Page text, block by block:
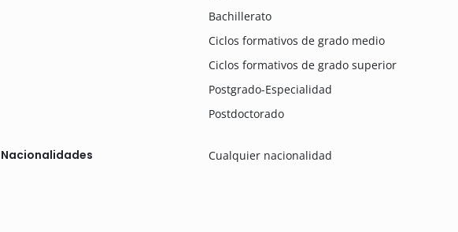
Bachillerato
Ciclos formativos de grado medio
Ciclos formativos de grado superior
Postgrado-Especialidad
Postdoctorado
Nacionalidades Cualquier nacionalidad